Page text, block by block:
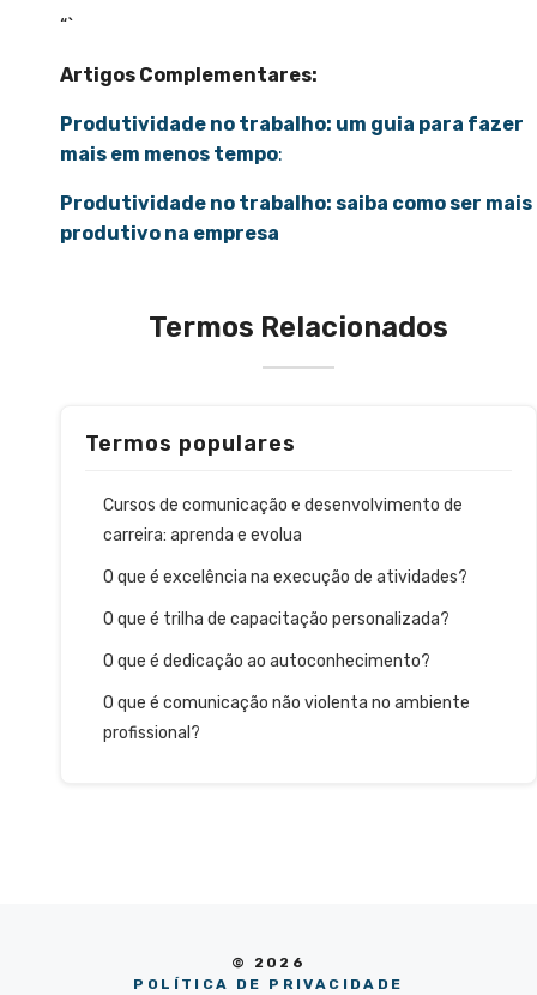
“`
Artigos Complementares:
Produtividade no trabalho: um guia para fazer
mais em menos tempo:
Produtividade no trabalho: saiba como ser mais
produtivo na empresa
Termos Relacionados
Termos populares
Cursos de comunicação e desenvolvimento de
carreira: aprenda e evolua
O que é excelência na execução de atividades?
O que é trilha de capacitação personalizada?
O que é dedicação ao autoconhecimento?
O que é comunicação não violenta no ambiente
profissional?
© 2026
POLÍTICA DE PRIVACIDADE